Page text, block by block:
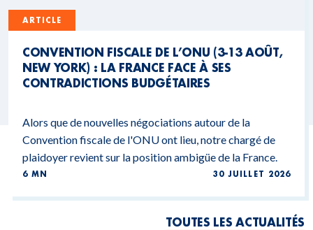
ARTICLE
CONVENTION FISCALE DE L’ONU (3-13 AOÛT,
NEW YORK) : LA FRANCE FACE À SES
CONTRADICTIONS BUDGÉTAIRES
Alors que de nouvelles négociations autour de la
Convention fiscale de l'ONU ont lieu, notre chargé de
plaidoyer revient sur la position ambigüe de la France.
6 MN 30 JUILLET 2026
TOUTES LES ACTUALITÉS